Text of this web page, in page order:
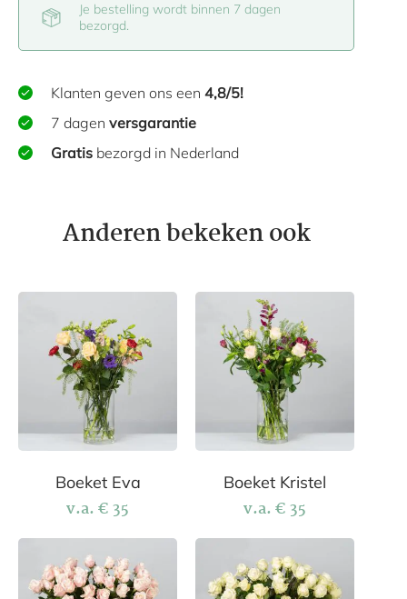
Je bestelling wordt binnen 7 dagen
bezorgd.
Klanten geven ons een 4,8/5!
7 dagen versgarantie
Gratis bezorgd in Nederland
Anderen bekeken ook
Boeket Eva
v.a.€35
Boeket Kristel
v.a.€35